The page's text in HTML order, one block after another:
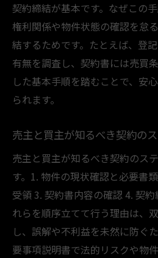
不動産売買契約で失敗
トラブルを防ぐ契約書
不動産会社とのやり取
点
契約時に嫌がられる行
安心して契約するため
必要書類の準備で不動産
不動産売買契約に必要
方法
書類不備を防ぐための
ト
契約締結が基本です。なぜこの
権利関係や物件状態の確認を怠
結するためです。たとえば、登
有無を調査し、契約書には売買
した基本手順を踏むことで、安
られます。
売主と買主が知るべき契約の
売主と買主が知るべき契約のス
す。1. 物件の現状確認と必要書
受領 3. 契約書内容の確認 4. 契
れらを順序立てて行う理由は、
し、誤解や不利益を未然に防ぐ
要事項説明書で法的リスクや物